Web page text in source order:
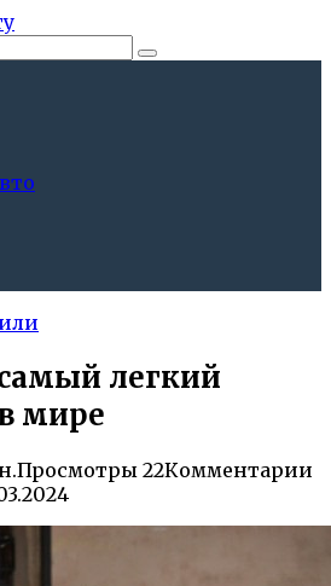
легкий
мире
Просмотры 22Комментарии